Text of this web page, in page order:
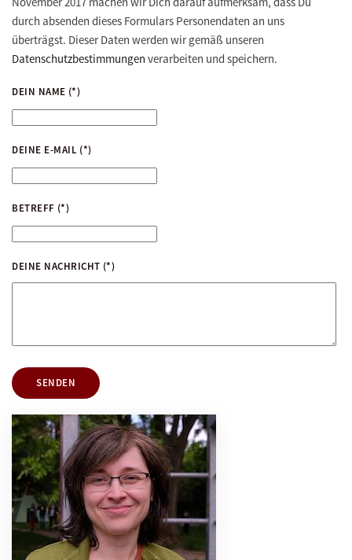
durch absenden dieses Formulars Personendaten an uns
überträgst. Dieser Daten werden wir gemäß unseren
Datenschutzbestimmungen verarbeiten und speichern.
DEIN NAME (*)
DEINE E-MAIL (*)
BETREFF (*)
DEINE NACHRICHT (*)
SENDEN